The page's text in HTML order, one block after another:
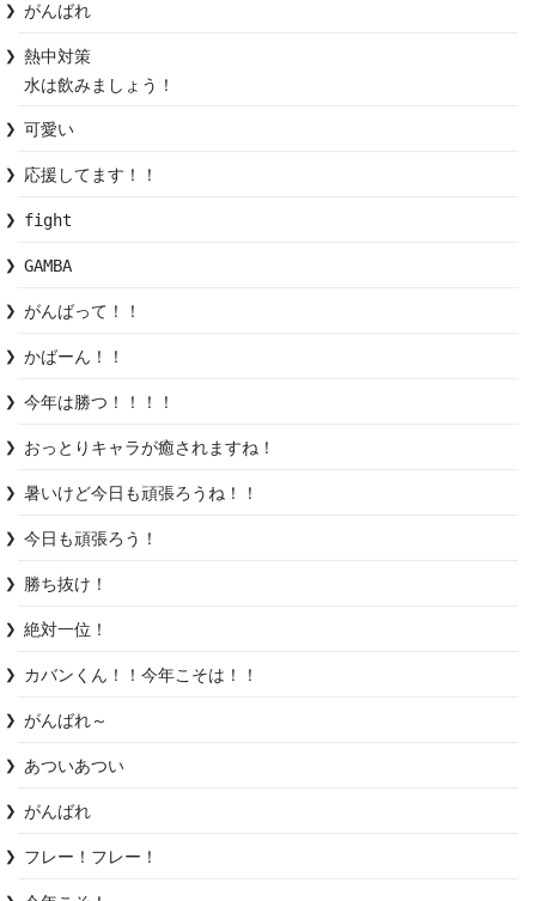
がんばれ
熱中対策
水は飲みましょう！
可愛い
応援してます！！
fight
GAMBA
がんばって！！
かばーん！！
今年は勝つ！！！！
おっとりキャラが癒されますね！
暑いけど今日も頑張ろうね！！
今日も頑張ろう！
勝ち抜け！
絶対一位！
カバンくん！！今年こそは！！
がんばれ～
あついあつい
がんばれ
フレー！フレー！